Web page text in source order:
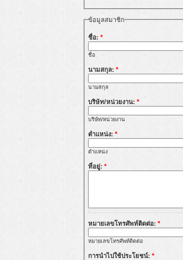
ข้อมูลสมาชิก
ชื่อ: *
ชื่อ
นามสกุล: *
นามสกุล
บริษัท/หน่วยงาน: *
บริษัท/หน่วยงาน
ตำแหน่ง: *
ตำแหน่ง
ที่อยู่: *
หมายเลขโทรศัพท์ติดต่อ: *
หมายเลขโทรศัพท์ติดต่อ
การนำไปใช้ประโยชน์: *